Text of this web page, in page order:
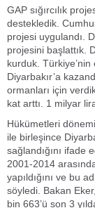
GAP sığırcılık
destekledik.
projesi uygulandı.
projesini başlattık.
kurduk.
Diyarbakır’a
ormanları için
kat arttı. 1 milyar
Hükümetleri
ile birleşince
sağlandığını ifade
2001-2014
yapıldığını ve bu
söyledi. Bakan
bin 663’ü son 3